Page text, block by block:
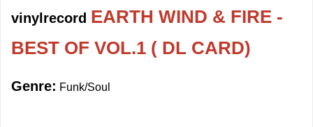
vinylrecord EARTH WIND & FIRE -
BEST OF VOL.1 ( DL CARD)
Genre: Funk/Soul